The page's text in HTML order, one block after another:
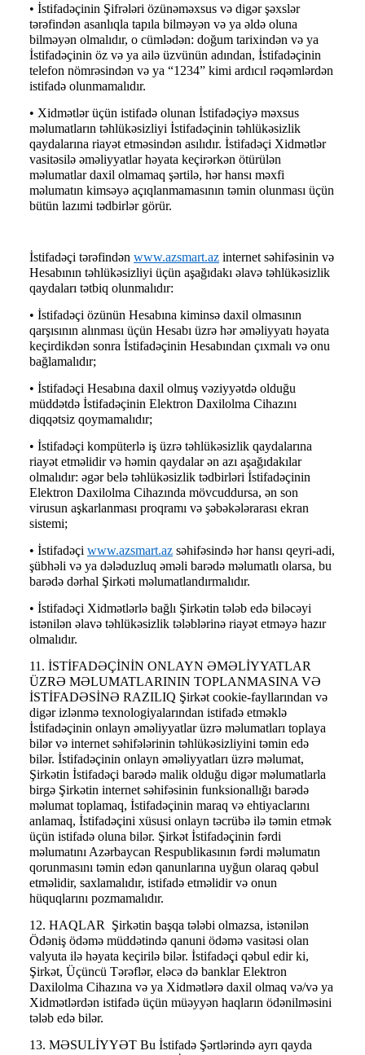
• İstifadəçinin Şifrələri özünəməxsus və digər şəxslər
tərəfindən asanlıqla tapıla bilməyən və ya əldə oluna
bilməyən olmalıdır, o cümlədən: doğum tarixindən və ya
İstifadəçinin öz və ya ailə üzvünün adından, İstifadəçinin
telefon nömrəsindən və ya “1234” kimi ardıcıl rəqəmlərdən
istifadə olunmamalıdır.
• Xidmətlər üçün istifadə olunan İstifadəçiyə məxsus
məlumatların təhlükəsizliyi İstifadəçinin təhlükəsizlik
qaydalarına riayət etməsindən asılıdır. İstifadəçi Xidmətlər
vasitəsilə əməliyyatlar həyata keçirərkən ötürülən
məlumatlar daxil olmamaq şərtilə, hər hansı məxfi
məlumatın kimsəyə açıqlanmamasının təmin olunması üçün
bütün lazımi tədbirlər görür.
İstifadəçi tərəfindən www.azsmart.az internet səhifəsinin və
Hesabının təhlükəsizliyi üçün aşağıdakı əlavə təhlükəsizlik
qaydaları tətbiq olunmalıdır:
• İstifadəçi özünün Hesabına kiminsə daxil olmasının
qarşısının alınması üçün Hesabı üzrə hər əməliyyatı həyata
keçirdikdən sonra İstifadəçinin Hesabından çıxmalı və onu
bağlamalıdır;
• İstifadəçi Hesabına daxil olmuş vəziyyətdə olduğu
müddətdə İstifadəçinin Elektron Daxilolma Cihazını
diqqətsiz qoymamalıdır;
• İstifadəçi kompüterlə iş üzrə təhlükəsizlik qaydalarına
riayət etməlidir və həmin qaydalar ən azı aşağıdakılar
olmalıdır: əgər belə təhlükəsizlik tədbirləri İstifadəçinin
Elektron Daxilolma Cihazında mövcuddursa, ən son
virusun aşkarlanması proqramı və şəbəkələrarası ekran
sistemi;
• İstifadəçi www.azsmart.az səhifəsində hər hansı qeyri-adi,
şübhəli və ya dələduzluq əməli barədə məlumatlı olarsa, bu
barədə dərhal Şirkəti məlumatlandırmalıdır.
• İstifadəçi Xidmətlərlə bağlı Şirkətin tələb edə biləcəyi
istənilən əlavə təhlükəsizlik tələblərinə riayət etməyə hazır
olmalıdır.
11. İSTİFADƏÇİNİN ONLAYN ƏMƏLİYYATLAR
ÜZRƏ MƏLUMATLARININ TOPLANMASINA VƏ
İSTİFADƏSİNƏ RAZILIQ Şirkət cookie-fayllarından və
digər izlənmə texnologiyalarından istifadə etməklə
İstifadəçinin onlayn əməliyyatlar üzrə məlumatları toplaya
bilər və internet səhifələrinin təhlükəsizliyini təmin edə
bilər. İstifadəçinin onlayn əməliyyatları üzrə məlumat,
Şirkətin İstifadəçi barədə malik olduğu digər məlumatlarla
birgə Şirkətin internet səhifəsinin funksionallığı barədə
məlumat toplamaq, İstifadəçinin maraq və ehtiyaclarını
anlamaq, İstifadəçini xüsusi onlayn təcrübə ilə təmin etmək
üçün istifadə oluna bilər. Şirkət İstifadəçinin fərdi
məlumatını Azərbaycan Respublikasının fərdi məlumatın
qorunmasını təmin edən qanunlarına uyğun olaraq qəbul
etməlidir, saxlamalıdır, istifadə etməlidir və onun
hüquqlarını pozmamalıdır.
12. HAQLAR Şirkətin başqa tələbi olmazsa, istənilən
Ödəniş ödəmə müddətində qanuni ödəmə vasitəsi olan
valyuta ilə həyata keçirilə bilər. İstifadəçi qəbul edir ki,
Şirkət, Üçüncü Tərəflər, eləcə də banklar Elektron
Daxilolma Cihazına və ya Xidmətlərə daxil olmaq və/və ya
Xidmətlərdən istifadə üçün müəyyən haqların ödənilməsini
tələb edə bilər.
13. MƏSULİYYƏT Bu İstifadə Şərtlərində ayrı qayda